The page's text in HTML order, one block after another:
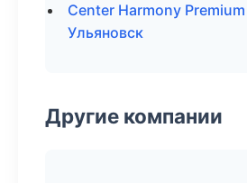
Center Harmony
Ульяновск
Другие компании